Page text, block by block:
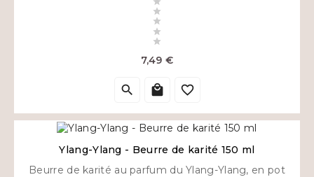




7,49 €Prix
  
Ylang-Ylang - Beurre de karité 150 ml
Beurre de karité au parfum du Ylang-Ylang, en pot